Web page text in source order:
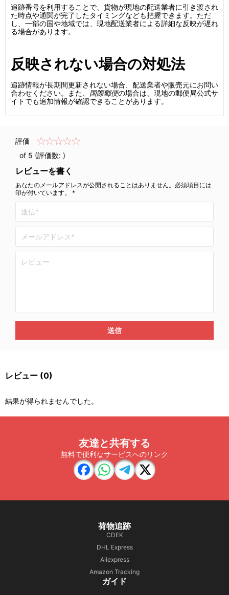
追跡番号を利用することで、貨物が現地の配送業者に引き渡され
た時点や通関が完了したタイミングなども把握できます。ただ
し、一部の国や地域では、現地配送業者による詳細な反映が遅れ
る場合があります。
反映されない場合の対処法
追跡情報が長期間更新されない場合、配送業者や販売元にお問い
合わせください。また、 国際郵便の場合は、現地の郵便局公式サ
イトでも追加情報が確認できることがあります。
評価
of 5 (評価数: )
レビューを書く
あなたのメールアドレスが公開されることはありません。必須項目には
印が付いています。 *
送信
レビュー (0)
結果が得られませんでした。
友達と共有する
無料で便利なサービスへのリンク
荷物追跡
CDEK
DHL Express
Aliexpress
Amazon Tracking
ガイド